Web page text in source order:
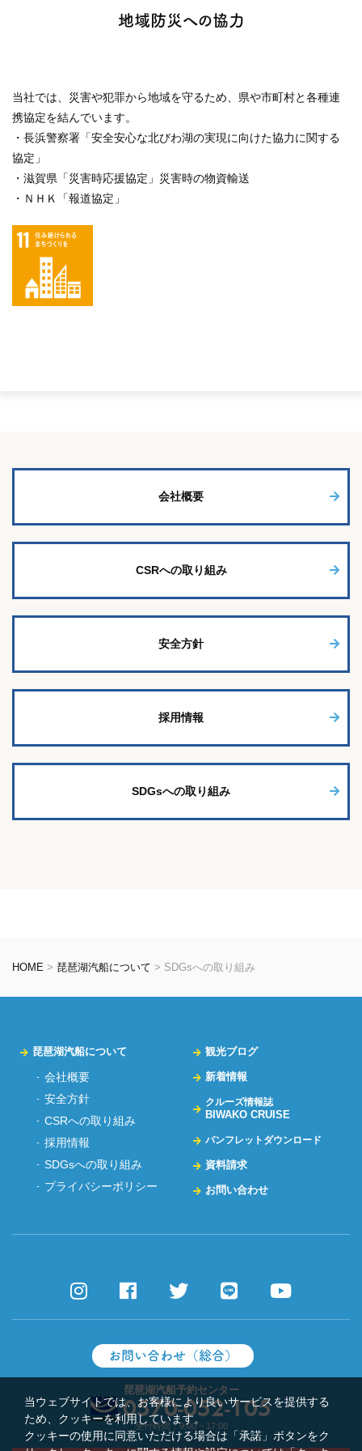
地域防災への協力
当社では、災害や犯罪から地域を守るため、県や市町村と各種連
携協定を結んでいます。
・長浜警察署「安全安心な北びわ湖の実現に向けた協力に関する
協定」
・滋賀県「災害時応援協定」災害時の物資輸送
・ＮＨＫ「報道協定」
会社概要
CSRへの取り組み
安全方針
採用情報
SDGsへの取り組み
HOME > 琵琶湖汽船について > SDGsへの取り組み
当ウェブサイトでは、お客様により良いサービスを提供する
ため、クッキーを利用しています。
クッキーの使用に同意いただける場合は「承諾」ボタンをク
琵琶湖汽船について
会社概要
安全方針
CSRへの取り組み
採用情報
SDGsへの取り組み
プライバシーポリシー
観光ブログ
新着情報
クルーズ情報誌
BIWAKO CRUISE
パンフレットダウンロード
資料請求
お問い合わせ
お問い合わせ（総合）
琵琶湖汽船予約センター
0570-052-105
受付時間：9:00 ~ 17:00